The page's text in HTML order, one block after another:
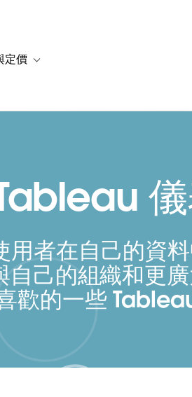
解決方案for 資源
定價 Toggle sub-navigation for 方案與定價
者在自己的資
自己的組織和更
歡的一些